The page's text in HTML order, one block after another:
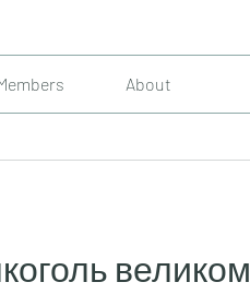
About
великом